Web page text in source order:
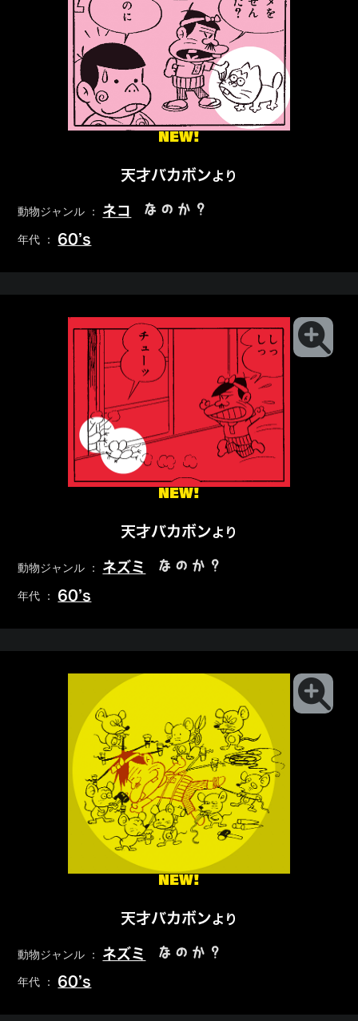
NEW!
天才バカボンより
動物ジャンル ： ネコ なのか？
年代 ： 60’s
NEW!
天才バカボンより
動物ジャンル ： ネズミ なのか？
年代 ： 60’s
NEW!
天才バカボンより
動物ジャンル ： ネズミ なのか？
年代 ： 60’s